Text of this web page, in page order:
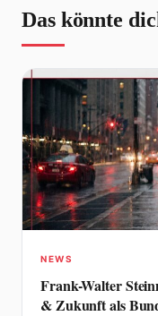
Das könnte
NEWS
Frank-Walter
& Zukunft als